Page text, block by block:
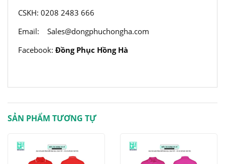
CSKH: 0208 2483 666
Email: Sales@dongphuchongha.com
Facebook: Đồng Phục Hồng Hà
SẢN PHẨM TƯƠNG TỰ